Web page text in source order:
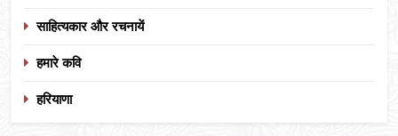
साहित्यकार और रचनायें
हमारे कवि
हरियाणा